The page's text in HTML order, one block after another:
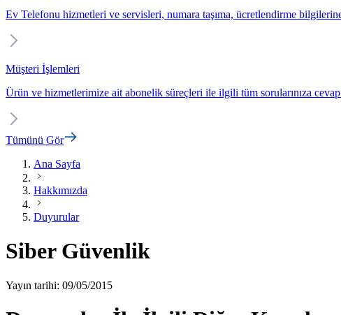
Ev Telefonu hizmetleri ve servisleri, numara taşıma, ücretlendirme
Müşteri İşlemleri
Ürün ve hizmetlerimize ait abonelik süreçleri ile ilgili tüm sorularınıza
Tümünü Gör
Ana Sayfa
Hakkımızda
Duyurular
Siber Güvenlik
Yayın tarihi: 09/05/2015